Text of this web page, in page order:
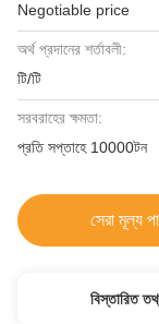
Negotiable price
অর্থ প্রদানের শর্তাবলী:
টি/টি
সরবরাহের ক্ষমতা:
প্রতি সপ্তাহে 10000টন
সেরা মূল্য
বিস্তারিত